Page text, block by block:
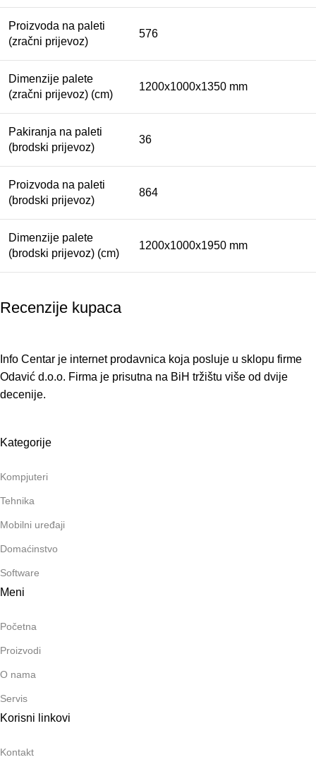
Proizvoda na paleti
(zračni prijevoz)
576
Dimenzije palete
(zračni prijevoz) (cm)
1200x1000x1350 mm
Pakiranja na paleti
(brodski prijevoz)
36
Proizvoda na paleti
(brodski prijevoz)
864
Dimenzije palete
(brodski prijevoz) (cm)
1200x1000x1950 mm
Recenzije kupaca
Info Centar je internet prodavnica koja posluje u sklopu firme
Odavić d.o.o. Firma je prisutna na BiH tržištu više od dvije
decenije.
Kategorije
Kompjuteri
Tehnika
Mobilni uređaji
Domaćinstvo
Software
Meni
Početna
Proizvodi
O nama
Servis
Korisni linkovi
Kontakt